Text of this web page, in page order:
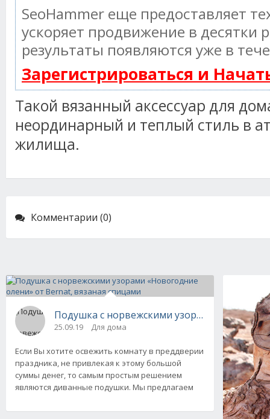
SeoHammer еще предоставляет
ускоряет продвижение в десятки
результаты появляются уже в
Зарегистрироваться и
Такой вязанный аксессуар для
неординарный и теплый стиль в
жилища.
Комментарии (0)
Подушка с норвежскими узорами
25.09.19 Для дома
Если Вы хотите освежить комнату в преддверии
праздника, не привлекая к этому большой
суммы денег, то самым простым решением
являются диванные подушки. Мы предлагаем